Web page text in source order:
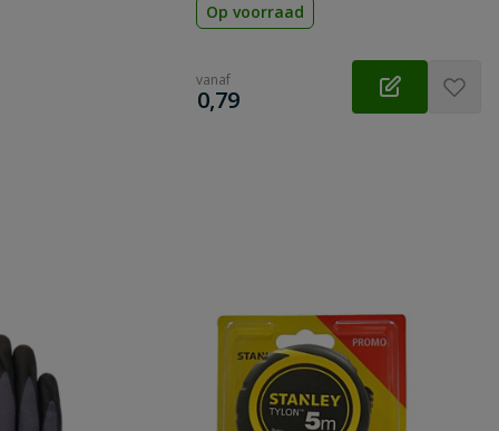
Op voorraad
vanaf
€
0,79